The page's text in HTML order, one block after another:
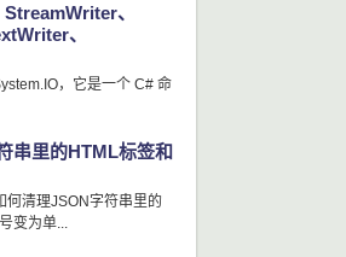
、
、
，它是一个 C# 命
串里的HTML标签和
何清理JSON字符串里的
变为单...